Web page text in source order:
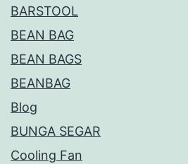
BARSTOOL
BEAN BAG
BEAN BAGS
BEANBAG
Blog
BUNGA SEGAR
Cooling Fan